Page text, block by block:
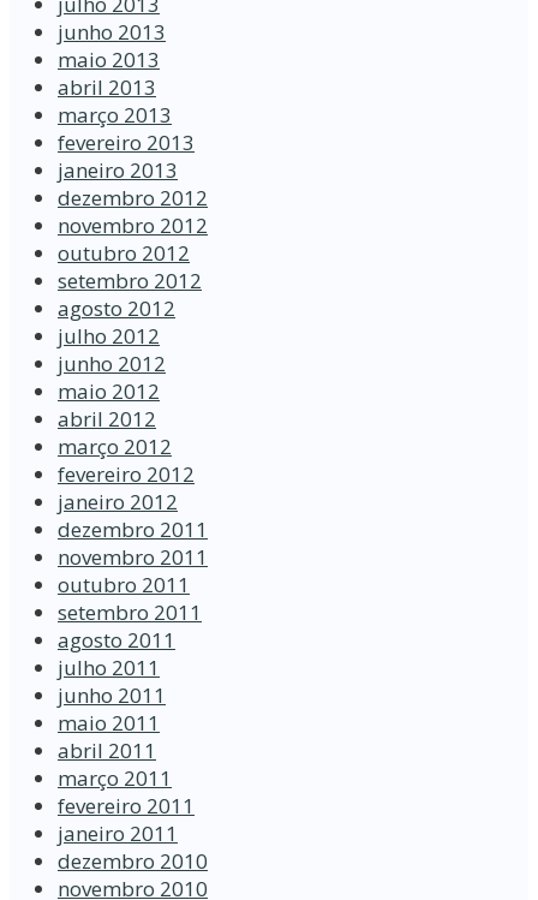
junho 2013
maio 2013
abril 2013
março 2013
fevereiro 2013
janeiro 2013
dezembro 2012
novembro 2012
outubro 2012
setembro 2012
agosto 2012
julho 2012
junho 2012
maio 2012
abril 2012
março 2012
fevereiro 2012
janeiro 2012
dezembro 2011
novembro 2011
outubro 2011
setembro 2011
agosto 2011
julho 2011
junho 2011
maio 2011
abril 2011
março 2011
fevereiro 2011
janeiro 2011
dezembro 2010
novembro 2010